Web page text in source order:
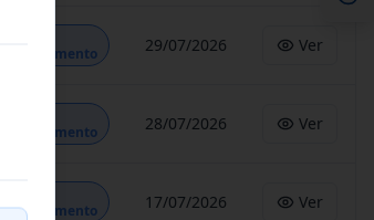
Andamento
29/07/2026 Ver
Andamento
28/07/2026 Ver
Andamento
17/07/2026 Ver